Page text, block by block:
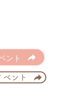
ント
ベント